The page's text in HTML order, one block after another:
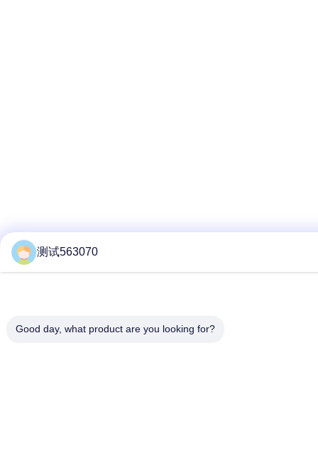
测试563070
Good day, what product are you looking for?